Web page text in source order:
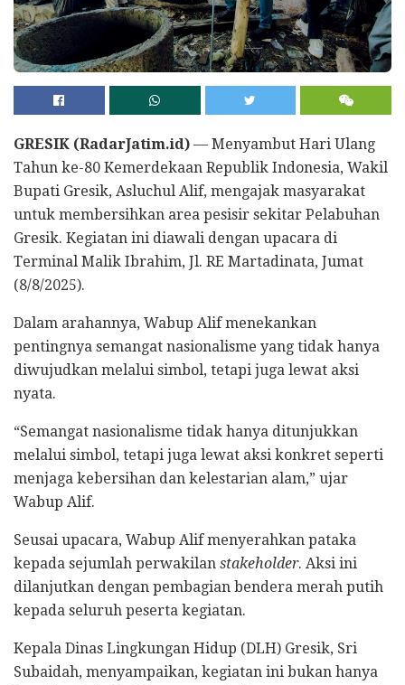
GRESIK (RadarJatim.id) — Menyambut Hari Ulang
Tahun ke-80 Kemerdekaan Republik Indonesia, Wakil
Bupati Gresik, Asluchul Alif, mengajak masyarakat
untuk membersihkan area pesisir sekitar Pelabuhan
Gresik. Kegiatan ini diawali dengan upacara di
Terminal Malik Ibrahim, Jl. RE Martadinata, Jumat
(8/8/2025).
Dalam arahannya, Wabup Alif menekankan
pentingnya semangat nasionalisme yang tidak hanya
diwujudkan melalui simbol, tetapi juga lewat aksi
nyata.
“Semangat nasionalisme tidak hanya ditunjukkan
melalui simbol, tetapi juga lewat aksi konkret seperti
menjaga kebersihan dan kelestarian alam,” ujar
Wabup Alif.
Seusai upacara, Wabup Alif menyerahkan pataka
kepada sejumlah perwakilan stakeholder. Aksi ini
dilanjutkan dengan pembagian bendera merah putih
kepada seluruh peserta kegiatan.
Kepala Dinas Lingkungan Hidup (DLH) Gresik, Sri
Subaidah, menyampaikan, kegiatan ini bukan hanya